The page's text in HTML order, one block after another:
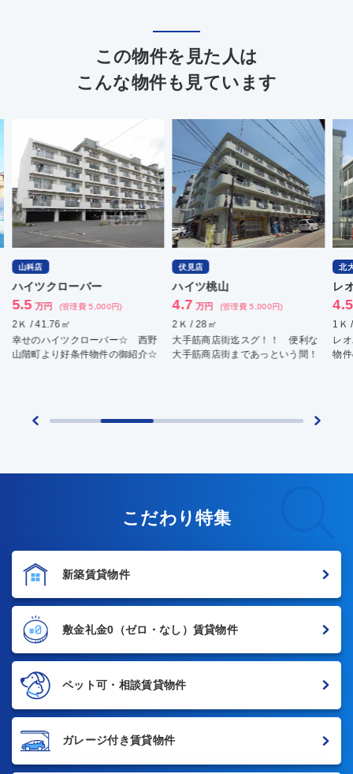
この物件を見た人は
こんな物件も見ています
山科店
ハイツクローバー
5.5 万円 (管理費 5,000円)
2Ｋ / 41.76㎡
幸せのハイツクローバー☆ 西野
山階町より好条件物件の御紹介☆
伏見店
ハイツ桃山
4.7 万円 (管理費 5,000円)
2Ｋ / 28㎡
大手筋商店街迄スグ！！ 便利な
大手筋商店街まであっという間！
北
レ
4.5
1Ｋ
レ
物
こだわり特集
新築賃貸物件
敷金礼金0 （ゼロ・なし）賃貸物件
ペット可・相談賃貸物件
ガレージ付き賃貸物件